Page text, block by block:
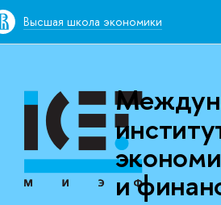
Высшая школа экономики
и